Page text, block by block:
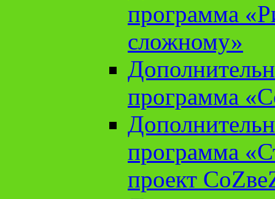
программа
сложному»
программа
программа
проект